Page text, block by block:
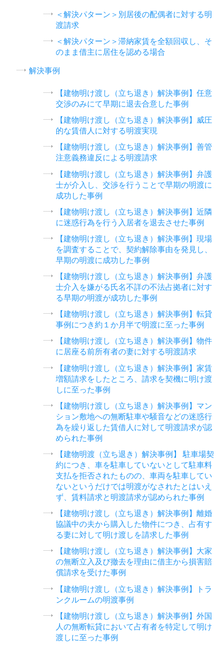
＜解決パターン＞別居後の配偶者に対する明
渡請求
＜解決パターン＞滞納家賃を全額回収し、そ
のまま借主に居住を認める場合
解決事例
【建物明け渡し（立ち退き）解決事例】任意
交渉のみにて早期に退去合意した事例
【建物明け渡し（立ち退き）解決事例】威圧
的な賃借人に対する明渡実現
【建物明け渡し（立ち退き）解決事例】善管
注意義務違反による明渡請求
【建物明け渡し（立ち退き）解決事例】弁護
士が介入し、交渉を行うことで早期の明渡に
成功した事例
【建物明け渡し（立ち退き）解決事例】近隣
に迷惑行為を行う入居者を退去させた事例
【建物明け渡し（立ち退き）解決事例】現場
を調査することで、契約解除事由を発見し、
早期の明渡に成功した事例
【建物明け渡し（立ち退き）解決事例】弁護
士介入を嫌がる氏名不詳の不法占拠者に対す
る早期の明渡が成功した事例
【建物明け渡し（立ち退き）解決事例】転貸
事例につき約１か月半で明渡に至った事例
【建物明け渡し（立ち退き）解決事例】物件
に居座る前所有者の妻に対する明渡請求
【建物明け渡し（立ち退き）解決事例】家賃
増額請求をしたところ、請求を契機に明け渡
しに至った事例
【建物明け渡し（立ち退き）解決事例】マン
ション敷地への無断駐車や騒音などの迷惑行
為を繰り返した賃借人に対して明渡請求が認
められた事例
【建物明渡（立ち退き）解決事例】 駐車場契
約につき、車を駐車していないとして駐車料
支払を拒否されたものの、車両を駐車してい
ないというだけでは明渡がなされたとはいえ
ず、賃料請求と明渡請求が認められた事例
【建物明け渡し（立ち退き）解決事例】離婚
協議中の夫から購入した物件につき、占有す
る妻に対して明け渡しを請求した事例
【建物明け渡し（立ち退き）解決事例】大家
の無断立入及び撤去を理由に借主から損害賠
償請求を受けた事例
【建物明け渡し（立ち退き）解決事例】トラ
ンクルームの明渡事例
【建物明け渡し（立ち退き）解決事例】外国
人の無断転貸において占有者を特定して明け
渡しに至った事例